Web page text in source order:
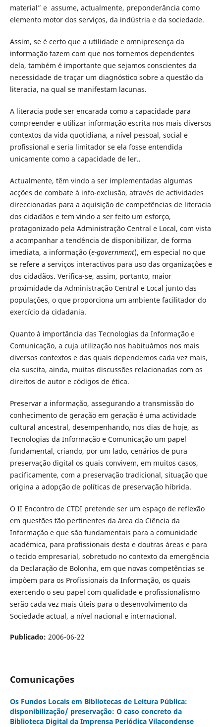
material” e assume, actualmente, preponderância como
elemento motor dos serviços, da indústria e da sociedade.
Assim, se é certo que a utilidade e omnipresença da
informação fazem com que nos tornemos dependentes
dela, também é importante que sejamos conscientes da
necessidade de traçar um diagnóstico sobre a questão da
literacia, na qual se manifestam lacunas.
A literacia pode ser encarada como a capacidade para
compreender e utilizar informação escrita nos mais diversos
contextos da vida quotidiana, a nível pessoal, social e
profissional e seria limitador se ela fosse entendida
unicamente como a capacidade de ler..
Actualmente, têm vindo a ser implementadas algumas
acções de combate à info-exclusão, através de actividades
direccionadas para a aquisição de competências de literacia
dos cidadãos e tem vindo a ser feito um esforço,
protagonizado pela Administração Central e Local, com vista
a acompanhar a tendência de disponibilizar, de forma
imediata, a informação (e-government), em especial no que
se refere a serviços interactivos para uso das organizações e
dos cidadãos. Verifica-se, assim, portanto, maior
proximidade da Administração Central e Local junto das
populações, o que proporciona um ambiente facilitador do
exercício da cidadania.
Quanto à importância das Tecnologias da Informação e
Comunicação, a cuja utilização nos habituámos nos mais
diversos contextos e das quais dependemos cada vez mais,
ela suscita, ainda, muitas discussões relacionadas com os
direitos de autor e códigos de ética.
Preservar a informação, assegurando a transmissão do
conhecimento de geração em geração é uma actividade
cultural ancestral, desempenhando, nos dias de hoje, as
Tecnologias da Informação e Comunicação um papel
fundamental, criando, por um lado, cenários de pura
preservação digital os quais convivem, em muitos casos,
pacificamente, com a preservação tradicional, situação que
origina a adopção de políticas de preservação híbrida.
O II Encontro de CTDI pretende ser um espaço de reflexão
em questões tão pertinentes da área da Ciência da
Informação e que são fundamentais para a comunidade
académica, para profissionais desta e doutras áreas e para
o tecido empresarial, sobretudo no contexto da emergência
da Declaração de Bolonha, em que novas competências se
impõem para os Profissionais da Informação, os quais
exercendo o seu papel com qualidade e profissionalismo
serão cada vez mais úteis para o desenvolvimento da
Sociedade actual, a nível nacional e internacional.
Publicado: 2006-06-22
Comunicações
Os Fundos Locais em Bibliotecas de Leitura Pública:
disponibilização/ preservação: O caso concreto da
Biblioteca Digital da Imprensa Periódica Vilacondense